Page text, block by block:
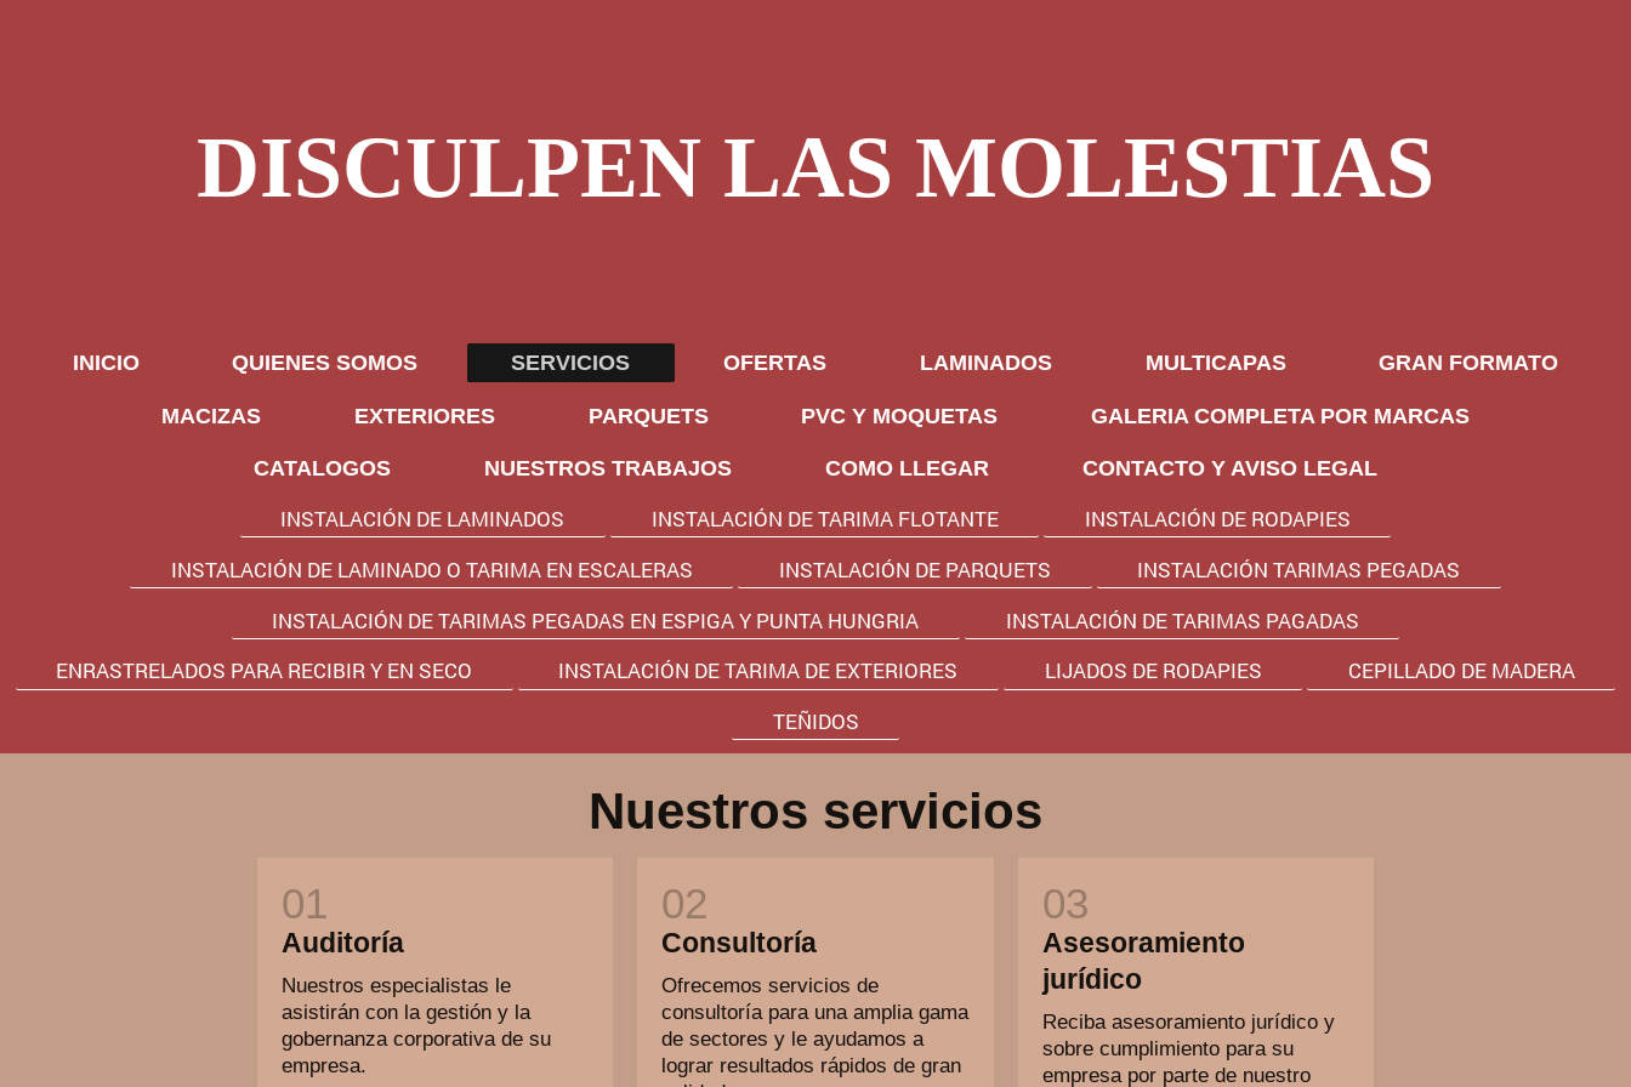
DISCULPEN LAS MOLESTIAS
INICIO QUIENES SOMOS SERVICIOS OFERTAS LAMINADOS MULTICAPAS GRAN FORMATO
MACIZAS EXTERIORES PARQUETS PVC Y MOQUETAS GALERIA COMPLETA POR MARCAS
CATALOGOS NUESTROS TRABAJOS COMO LLEGAR CONTACTO Y AVISO LEGAL
INSTALACIÓN DE LAMINADOS INSTALACIÓN DE TARIMA FLOTANTE
INSTALACIÓN DE RODAPIES
INSTALACIÓN DE LAMINADO O TARIMA EN ESCALERAS
INSTALACIÓN DE PARQUETS
INSTALACIÓN TARIMAS PEGADAS
INSTALACIÓN DE TARIMAS PEGADAS EN ESPIGA Y PUNTA HUNGRIA
INSTALACIÓN DE TARIMAS PAGADAS
ENRASTRELADOS PARA RECIBIR Y EN SECO
INSTALACIÓN DE TARIMA DE EXTERIORES LIJADOS DE RODAPIES
CEPILLADO DE MADERA
TEÑIDOS
Nuestros servicios
Auditoría
Nuestros especialistas le
asistirán con la gestión y la
gobernanza corporativa de su
empresa.
Consultoría
Ofrecemos servicios de
consultoría para una amplia gama
de sectores y le ayudamos a
lograr resultados rápidos de gran
Asesoramiento
jurídico
Reciba asesoramiento jurídico y
sobre cumplimiento para su
empresa por parte de nuestro